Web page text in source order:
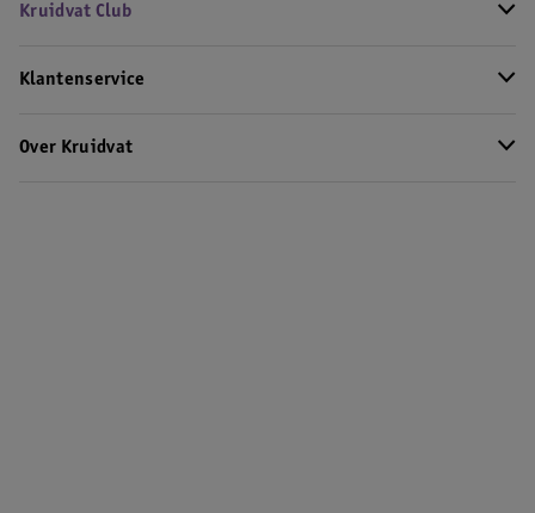
Kruidvat Club
Klantenservice
Over Kruidvat